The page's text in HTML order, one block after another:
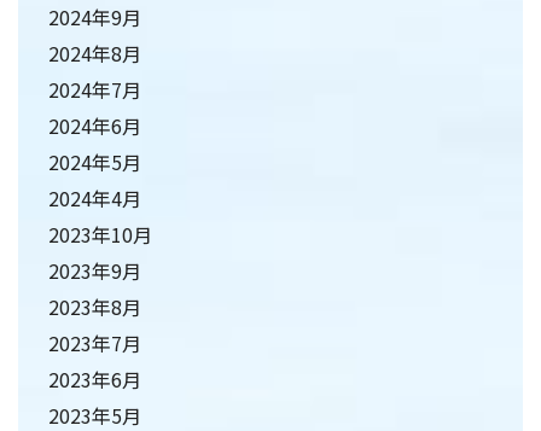
2024年9月
2024年8月
2024年7月
2024年6月
2024年5月
2024年4月
2023年10月
2023年9月
2023年8月
2023年7月
2023年6月
2023年5月